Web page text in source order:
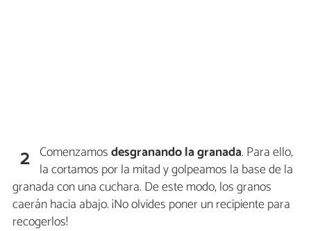
2 Comenzamosdesgranando la granada. Para ello,
la cortamos por la mitad y golpeamos la base de la
granada con una cuchara. De este modo, los granos
caerán hacia abajo. ¡No olvides poner un recipiente para
recogerlos!